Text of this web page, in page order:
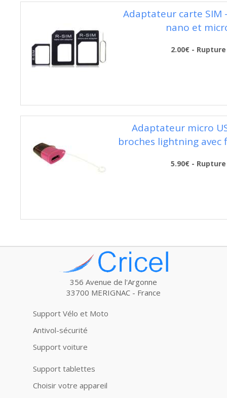
Adaptateur carte SIM
nano et
2.00€ - Rupture
Adaptateur micro
broches lightning avec
5.90€ - Rupture
356 Avenue de l'Argonne
33700 MERIGNAC - France
Support Vélo et Moto
Antivol-sécurité
Support voiture
Support tablettes
Choisir votre appareil